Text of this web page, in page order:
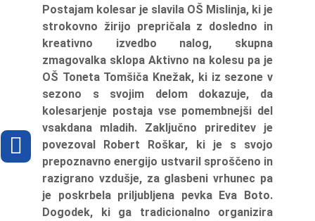
Postajam kolesar je slavila OŠ Mislinja, ki je
strokovno žirijo prepričala z dosledno in
kreativno izvedbo nalog, skupna
zmagovalka sklopa Aktivno na kolesu pa je
OŠ Toneta Tomšiča Knežak, ki iz sezone v
sezono s svojim delom dokazuje, da
kolesarjenje postaja vse pomembnejši del
vsakdana mladih. Zaključno prireditev je
povezoval Robert Roškar, ki je s svojo
prepoznavno energijo ustvaril sproščeno in
razigrano vzdušje, za glasbeni vrhunec pa
je poskrbela priljubljena pevka Eva Boto.
Dogodek, ki ga tradicionalno organizira